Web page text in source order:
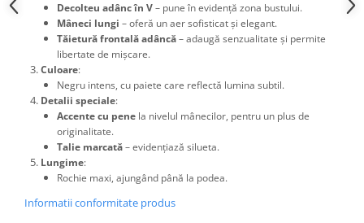
Decolteu adânc în V– pune în evidență zona bustului.
Mâneci lungi – oferă un aer sofisticat și elegant.
Tăietură frontală adâncă– adaugă senzualitate și permite
libertate de mișcare.
Culoare:
Negru intens, cu paiete care reflectă lumina subtil.
Detalii speciale:
Accente cu pene la nivelul mânecilor, pentru un plus de
originalitate.
Talie marcată– evidențiază silueta.
Lungime:
Rochie maxi, ajungând până la podea.
Informatii conformitate produs